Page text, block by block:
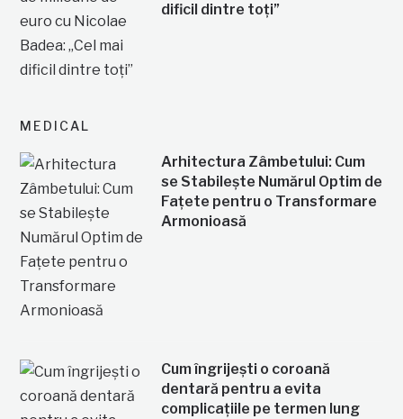
dificil dintre toți”
MEDICAL
Arhitectura Zâmbetului: Cum
se Stabilește Numărul Optim de
Fațete pentru o Transformare
Armonioasă
Cum îngrijești o coroană
dentară pentru a evita
complicațiile pe termen lung